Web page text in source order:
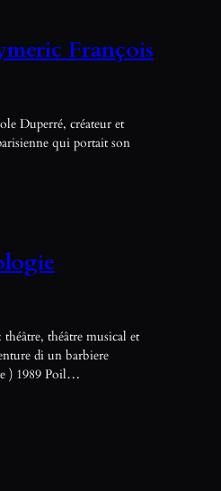
François
Duperré, créateur et
qui portait son
théâtre, théâtre musical et
di un barbiere
) 1989 Poil…